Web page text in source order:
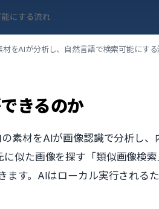
材をAIが分析し、自然言語で検索可能にす
きるのか
素材をAIが画像認識で分析し
似た画像を探す「類似画像検
ます。AIはローカル実行される